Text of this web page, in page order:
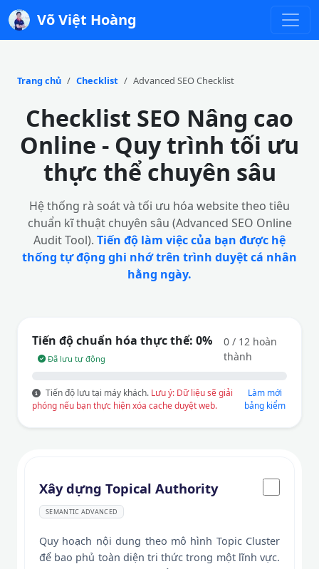
Võ Việt Hoàng
Trang chủ Checklist Advanced SEO Checklist
Checklist SEO Nâng cao
Online - Quy trình tối ưu
thực thể chuyên sâu
Hệ thống rà soát và tối ưu hóa website theo tiêu
chuẩn kĩ thuật chuyên sâu (Advanced SEO Online
Audit Tool). Tiến độ làm việc của bạn được hệ
thống tự động ghi nhớ trên trình duyệt cá nhân
hằng ngày.
Tiến độ chuẩn hóa thực thể: 0%
Đã lưu tự động
0 / 12 hoàn
thành
Tiến độ lưu tại máy khách. Lưu ý: Dữ liệu sẽ giải
phóng nếu bạn thực hiện xóa cache duyệt web.
Làm mới
bảng kiểm
Xây dựng Topical Authority
SEMANTIC ADVANCED
Quy hoạch nội dung theo mô hình Topic Cluster
để bao phủ toàn diện tri thức trong một lĩnh vực.